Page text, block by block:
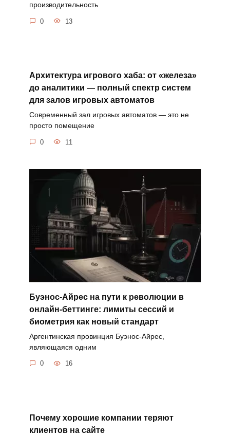
производительность
0 13
Архитектура игрового хаба: от «железа»
до аналитики — полный спектр систем
для залов игровых автоматов
Современный зал игровых автоматов — это не
просто помещение
0 11
Буэнос-Айрес на пути к революции в
онлайн-беттинге: лимиты сессий и
биометрия как новый стандарт
Аргентинская провинция Буэнос-Айрес,
являющаяся одним
0 16
Почему хорошие компании теряют
клиентов на сайте